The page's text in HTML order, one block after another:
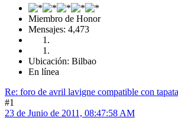
Miembro de Honor
Mensajes: 4,473
Ubicación: Bilbao
En línea
Re: foro de avril lavigne compatible con
#1
23 de Junio de 2011, 08:47:58 AM